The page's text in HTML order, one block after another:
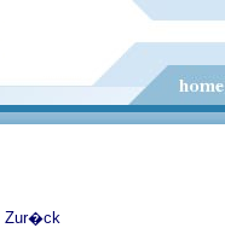
Zur�ck